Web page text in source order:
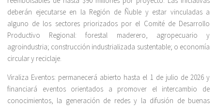
deberán ejecutarse en la Región de Ñuble y estar vinculadas a
alguno de los sectores priorizados por el Comité de Desarrollo
Productivo Regional: forestal maderero, agropecuario y
agroindustria; construcción industrializada sustentable; o economía
circular y reciclaje.
Viraliza Eventos: permanecerá abierto hasta el 1 de julio de 2026 y
financiará eventos orientados a promover el intercambio de
conocimientos, la generación de redes y la difusión de buenas